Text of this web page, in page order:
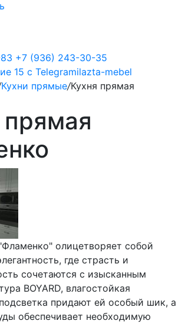
+7 (936) 243-30-35
15 с Telegramilazta-mebel
Кухни прямые/Кухня прямая
прямая
олицетворяет собой
где страсть и
сочетаются с изысканным
BOYARD, влагостойкая
придают ей особый шик, а
обеспечивает необходимую